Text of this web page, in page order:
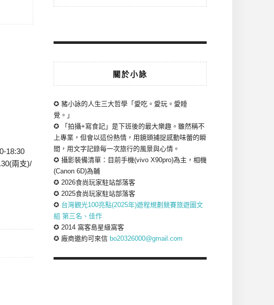
18:30
兩支)/
關於小詠
✪ 豬小詠的人生三大哲學「愛吃。愛玩。愛睡
覺。」
✪ 「拍攝+寫食記」是下班後的最大樂趣。雖然稱不
上專業，但會以這份熱情，用鏡頭捕捉感動味蕾的瞬
間，用文字記錄每一次旅行的風景與心情。
✪ 攝影裝備清單：目前手機(vivo X90pro)為主，相機
(Canon 6D)為輔
✪ 2026食尚玩家駐站部落客
✪ 2025食尚玩家駐站部落客
✪ 台灣觀光100亮點(2025年)遊程規劃競賽旅遊圖文
組 第三名、佳作
✪ 2014 窩客島星級窩客
✪ 廠商邀約可來信 bo20326000@gmail.com